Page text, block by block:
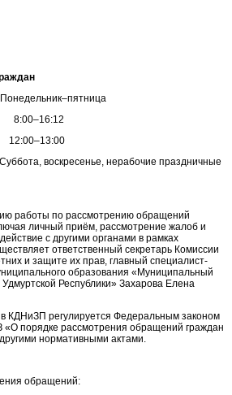
8:00–16:12
нерабочие праздничные
работы по рассмотрению обращений
личный приём, рассмотрение жалоб и
с другими органами в рамках
ответственный секретарь Комиссии
и защите их прав, главный специалист-
образования «Муниципальный
Удмуртской Республики» Захарова Елена
КДНиЗП регулируется Федеральным законом
порядке рассмотрения обращений граждан
нормативными актами.
обращений: